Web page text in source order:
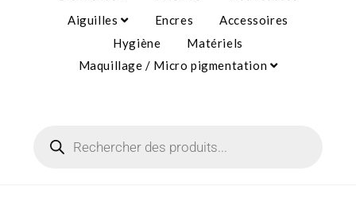
Aiguilles
Encres
Accessoires
Hygiène
Matériels
Maquillage / Micro pigmentation